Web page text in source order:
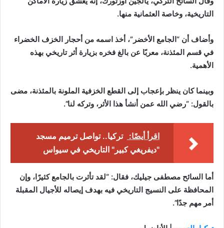
التاريخية، وخاصة العثمانية منها.
وأضاف أن “الجامع الأخضر”، أخذ اسمه من أحجار الخزف الخضراء
في قسم المئذنة، معربًا عن بالغ فخره بزيارة أثر تاريخي بهذه
الأهمية.
وبينما كان ينظر بإعجاب إلى القطع الخزفية الملونة بالمئذنة، مضى
بالقول: “رضي الله عمن أنشأ هذا الأثر، وتركه لنا”.
اقرأ أيضًا:
تركيا.. تواصل ترميم مسجد
"ديفريغي كبير" التاريخي في سيواس
أما السائح مصطفى جيليك، فقال: “لقد تأثرت بالجامع كثيرًا، وإن
المحافظة على النسيج التاريخي فيه بهدف إيصاله للأجيال المقبلة
أمر مهم جدًا”.